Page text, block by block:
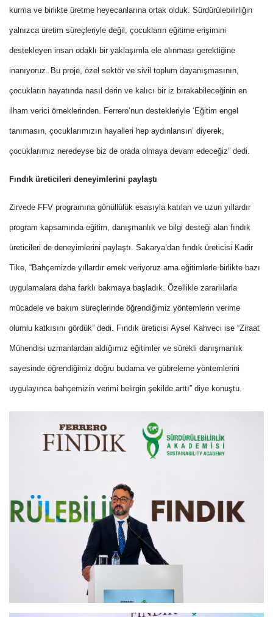
kurma ve birlikte üretme heyecanlarına ortak olduk. Sürdürülebilirliğin
yalnızca üretim süreçleriyle değil, çocukların eğitime erişimini
destekleyen insan odaklı bir yaklaşımla ele alınması gerektiğine
inanıyoruz. Bu proje, özel sektör ve sivil toplum dayanışmasının,
çocukların hayatında nasıl derin ve kalıcı bir iz bırakabileceğinin en
ilham verici örneklerinden. Ferrero’nun destekleriyle ‘Eğitim engel
tanımasın, çocuklarımızın hayalleri hep aydınlansın’ diyerek,
çocuklarımız neredeyse biz de orada olmaya devam edeceğiz” dedi.
Fındık üreticileri deneyimlerini paylaştı
Zirvede FFV programına gönüllülük esasıyla katılan ve uzun yıllardır
program kapsamında eğitim, danışmanlık ve bilgi desteği alan fındık
üreticileri de deneyimlerini paylaştı. Sakarya’dan fındık üreticisi Kadir
Tike, “Bahçemizde yıllardır emek veriyoruz ama eğitimlerle birlikte bazı
uygulamalara daha farklı bakmaya başladık. Özellikle zararlılarla
mücadele ve bakım süreçlerinde öğrendiğimiz yöntemlerin verime
olumlu katkısını gördük” dedi. Fındık üreticisi Aysel Kahveci ise “Ziraat
Mühendisi uzmanlardan aldığımız eğitimler ve sürekli danışmanlık
sayesinde öğrendiğimiz doğru budama ve gübreleme yöntemlerini
uygulayınca bahçemizin verimi belirgin şekilde arttı” diye konuştu.